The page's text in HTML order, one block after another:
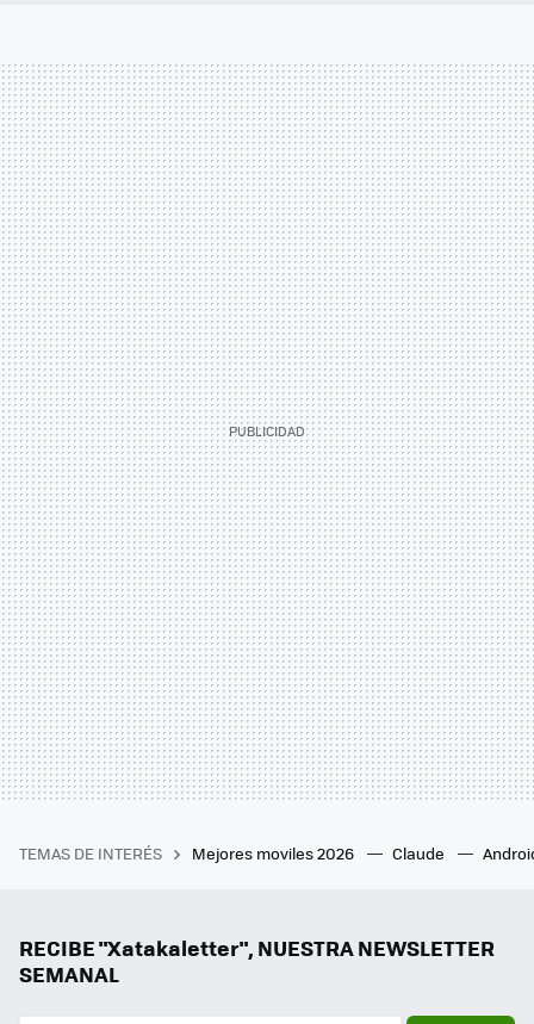
TEMAS DE INTERÉS Mejores moviles 2026 Claude
RECIBE "Xatakaletter", NUESTRA NEWSLETTER
SEMANAL